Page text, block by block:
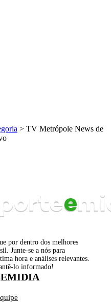
> TV Metrópole News de
por dentro dos melhores
Junte-se a nós para
hora e análises relevantes.
lo informado!